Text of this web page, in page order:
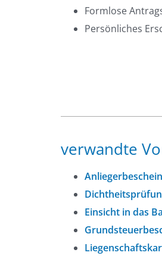
Formlose
Persönliches
verwandte
Einsicht in das